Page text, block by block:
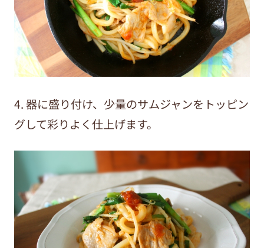
4. 器に盛り付け、少量のサムジャンをトッピン
グして彩りよく仕上げます。